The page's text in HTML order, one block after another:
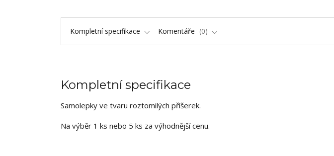
Kompletní specifikace Komentáře 0
Kompletní specifikace
Samolepky ve tvaru roztomilých příšerek.
Na výběr 1 ks nebo 5 ks za výhodnější cenu.